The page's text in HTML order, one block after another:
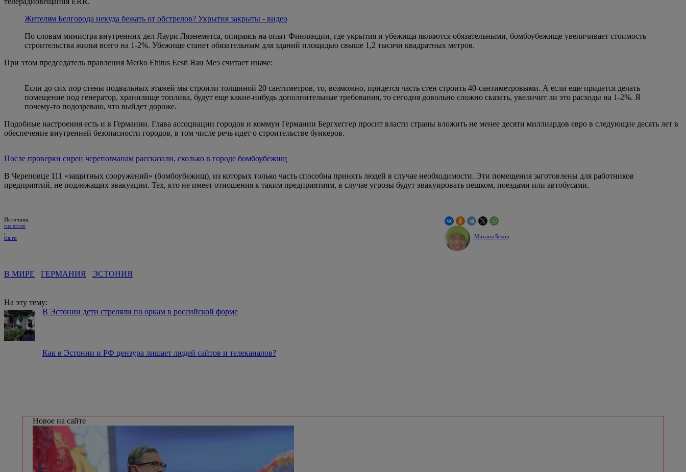
Жителям Белгорода некуда бежать от обстрелов? Укрытия закрыты - видео
По словам министра внутренних дел Лаури Ляэнеметса, опираясь на опыт Финляндии, где укрытия и убежища являются обязательными, бомбоубежище увеличивает стоимость
строительства жилья всего на 1-2%. Убежище станет обязательным для зданий площадью свыше 1,2 тысячи квадратных метров.
При этом председатель правления Merko Ehitus Eesti Яан Меэ считает иначе:
Если до сих пор стены подвальных этажей мы строили толщиной 20 сантиметров, то, возможно, придется часть стен строить 40-сантиметровыми. А если еще придется делать
помещение под генератор, хранилище топлива, будут еще какие-нибудь дополнительные требования, то сегодня довольно сложно сказать, увеличит ли это расходы на 1-2%. Я
почему-то подозреваю, что выйдет дороже.
Подобные настроения есть и в Германии. Глава ассоциации городов и коммун Германии Бергхеггер просит власти страны вложить не менее десяти миллиардов евро в следующие десять лет в
обеспечение внутренней безопасности городов, в том числе речь идет о строительстве бункеров.
После проверки сирен череповчанам рассказали, сколько в городе бомбоубежищ
В Череповце 111 «защитных сооружений» (бомбоубежищ), из которых только часть способна принять людей в случае необходимости. Эти помещения заготовлены для работников
предприятий, не подлежащих эвакуации. Тех, кто не имеет отношения к таким предприятиям, в случае угрозы будут эвакуировать пешком, поездами или автобусами.
Источник:
rus.err.ee
ria.ru
Михаил Белов
В МИРЕ ГЕРМАНИЯ ЭСТОНИЯ
На эту тему:
В Эстонии дети стреляли по оркам в российской форме
Как в Эстонии и РФ цензура лишает людей сайтов и телеканалов?
Новое на сайте